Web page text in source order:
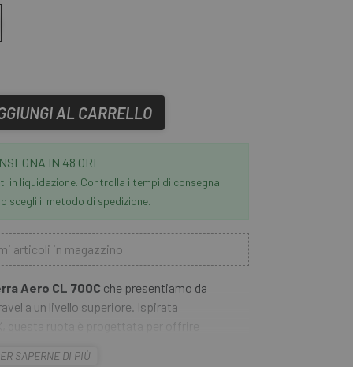
AL CARRELLO
IN 48 ORE
in liquidazione. Controlla i tempi di consegna
scegli il metodo di spedizione.
articoli in magazzino
Aero CL 700C che presentiamo da
a un livello superiore. Ispirata
questa ruota è progettata per offrire
SAPERNE DI PIÙ